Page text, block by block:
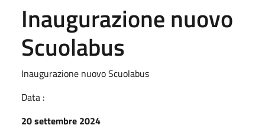
Inaugurazione nuovo
Scuolabus
Inaugurazione nuovo Scuolabus
Data :
20 settembre 2024